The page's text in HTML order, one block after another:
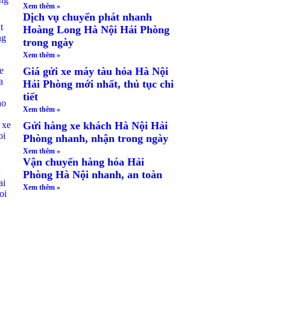
Xem thêm »
Dịch vụ chuyển phát nhanh
Hoàng Long Hà Nội Hải Phòng
trong ngày
Xem thêm »
Giá gửi xe máy tàu hỏa Hà Nội
Hải Phòng mới nhất, thủ tục chi
tiết
Xem thêm »
Gửi hàng xe khách Hà Nội Hải
Phòng nhanh, nhận trong ngày
Xem thêm »
Vận chuyển hàng hóa Hải
Phòng Hà Nội nhanh, an toàn
Xem thêm »